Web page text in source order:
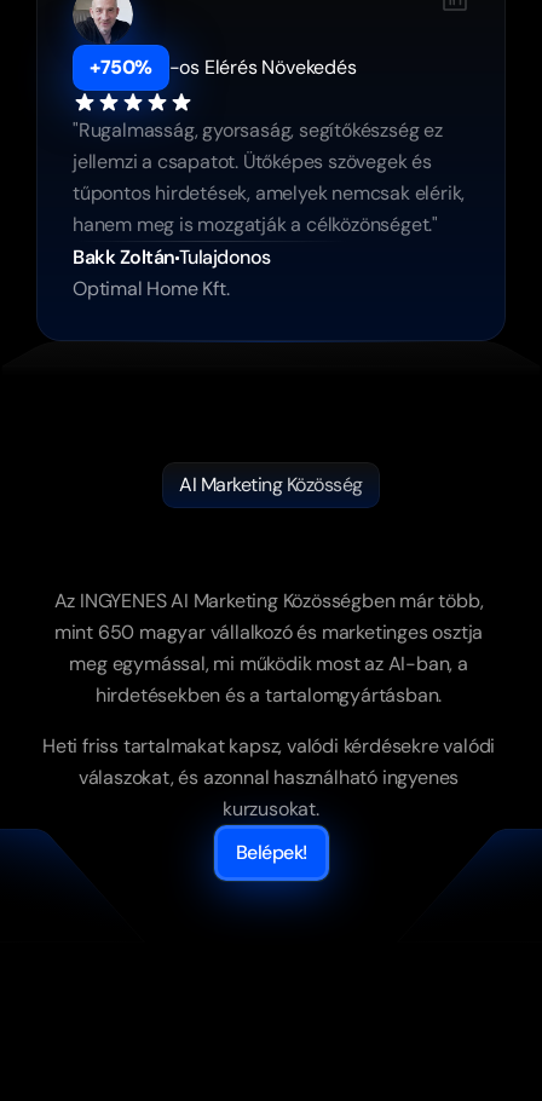
+750% -os Elérés Növekedés
"Rugalmasság, gyorsaság, segítőkészség ez
jellemzi a csapatot. Ütőképes szövegek és
tűpontos hirdetések, amelyek nemcsak elérik,
hanem meg is mozgatják a célközönséget."
Bakk ZoltánTulajdonos
Optimal Home Kft.
AI Marketing Közösség
egy aktív közösségben.
Az INGYENES AI Marketing Közösségben már több,
mint 650 magyar vállalkozó és marketinges osztja
meg egymással, mi működik most az AI-ban, a
hirdetésekben és a tartalomgyártásban.
Heti friss tartalmakat kapsz, valódi kérdésekre valódi
válaszokat, és azonnal használható ingyenes
kurzusokat.
Belépek!